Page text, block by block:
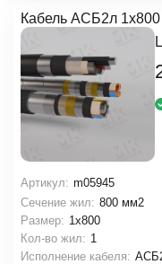
Кабель АСБ2л 1х800
Артикул: m05945
Сечение жил: 800 мм2
Размер: 1х800
Кол-во жил: 1
Исполнение кабеля: